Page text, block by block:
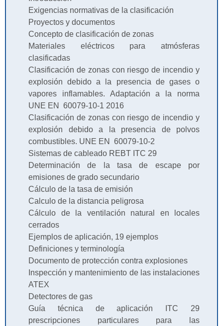
Exigencias normativas de la clasificación
Proyectos y documentos
Concepto de clasificación de zonas
Materiales eléctricos para atmósferas
clasificadas
Clasificación de zonas con riesgo de incendio y
explosión debido a la presencia de gases o
vapores inflamables. Adaptación a la norma
UNE EN 60079-10-1 2016
Clasificación de zonas con riesgo de incendio y
explosión debido a la presencia de polvos
combustibles. UNE EN 60079-10-2
Sistemas de cableado REBT ITC 29
Determinación de la tasa de escape por
emisiones de grado secundario
Cálculo de la tasa de emisión
Calculo de la distancia peligrosa
Cálculo de la ventilación natural en locales
cerrados
Ejemplos de aplicación, 19 ejemplos
Definiciones y terminología
Documento de protección contra explosiones
Inspección y mantenimiento de las instalaciones
ATEX
Detectores de gas
Guía técnica de aplicación ITC 29
prescripciones particulares para las